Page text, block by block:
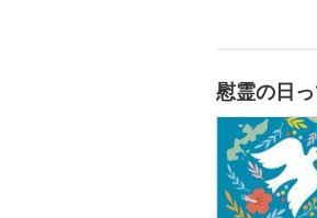
慰霊の日